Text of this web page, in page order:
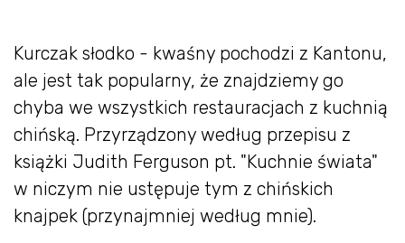
Kurczak słodko - kwaśny pochodzi z Kantonu,
ale jest tak popularny, że znajdziemy go
chyba we wszystkich restauracjach z kuchnią
chińską. Przyrządzony według przepisu z
książki Judith Ferguson pt. "Kuchnie świata"
w niczym nie ustępuje tym z chińskich
knajpek (przynajmniej według mnie).